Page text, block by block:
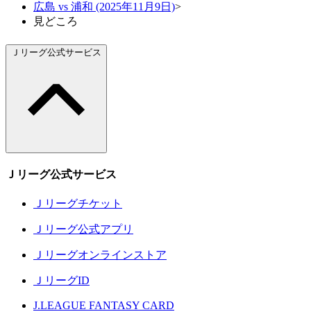
広島 vs 浦和 (2025年11月9日)>
見どころ
Ｊリーグ公式サービス
Ｊリーグ公式サービス
Ｊリーグチケット
Ｊリーグ公式アプリ
Ｊリーグオンラインストア
ＪリーグID
J.LEAGUE FANTASY CARD